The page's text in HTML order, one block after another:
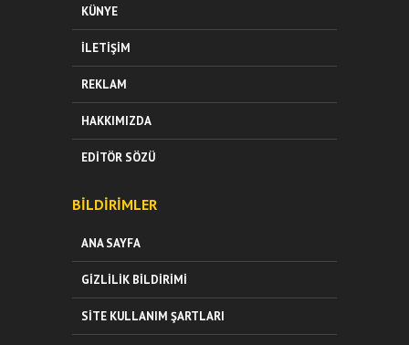
KÜNYE
İLETIŞIM
REKLAM
HAKKIMIZDA
EDITÖR SÖZÜ
BILDIRIMLER
ANA SAYFA
GIZLILIK BILDIRIMI
SITE KULLANIM ŞARTLARI